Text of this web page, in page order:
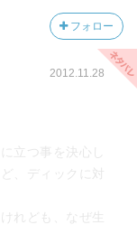
フォロー
2012.11.28
立つ事を決心し
、ディックに対
れども、なぜ生